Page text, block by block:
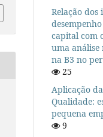
Relação dos
capital com
uma análise
na B3 no
25
Aplicação
Qualidade:
pequena
9